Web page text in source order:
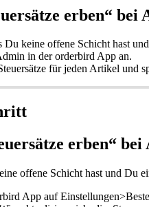
erben“
Du keine offene Schicht hast
in der orderbird App an.
für jeden Artikel und
erben“
offene Schicht hast und Du
App auf